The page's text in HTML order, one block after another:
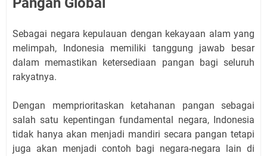
Sebagai negara kepulauan dengan kekayaan alam yang
melimpah, Indonesia memiliki tanggung jawab besar
dalam memastikan ketersediaan pangan bagi seluruh
rakyatnya.
Dengan memprioritaskan ketahanan pangan sebagai
salah satu kepentingan fundamental negara, Indonesia
tidak hanya akan menjadi mandiri secara pangan tetapi
juga akan menjadi contoh bagi negara-negara lain di